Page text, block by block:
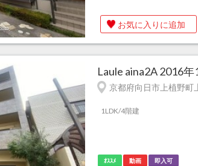
お気に入りに追加
Laule aina2A 2016
京都府向日市上植野町
1LDK/4階建
ｵｽｽﾒ 動画 即入可